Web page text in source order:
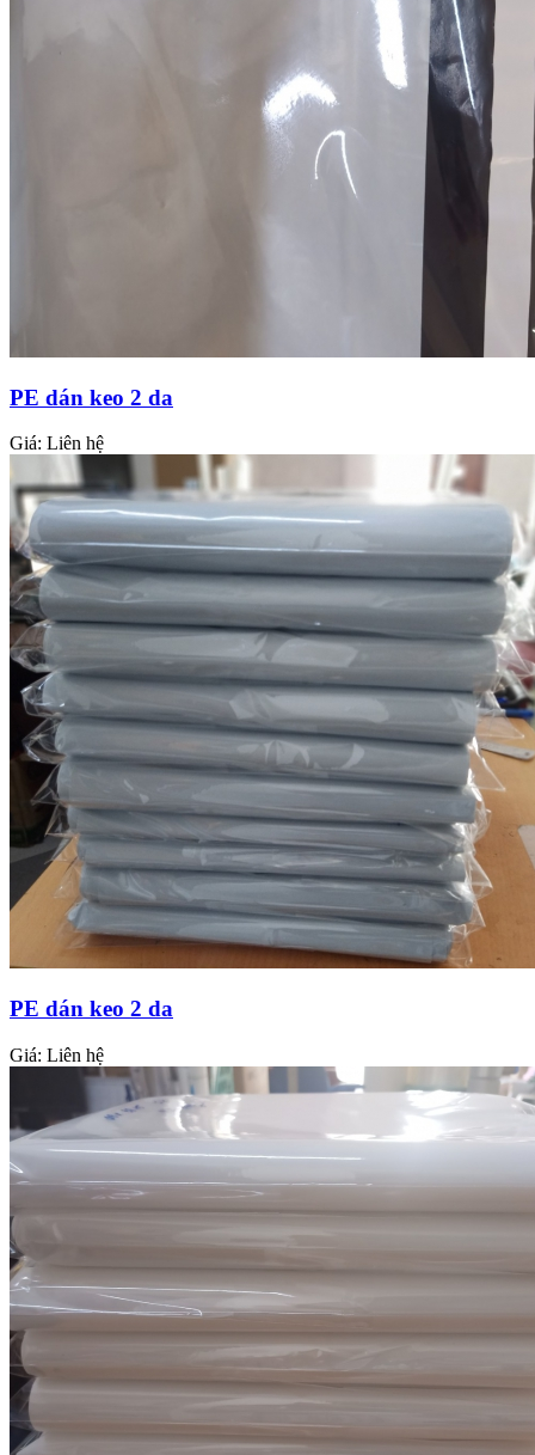
PE dán keo 2 da
Giá: Liên hệ
PE dán keo 2 da
Giá: Liên hệ